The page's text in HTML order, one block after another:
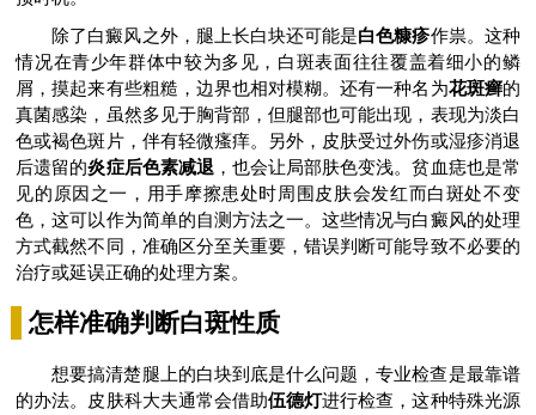
除了白癜风之外，腿上长白块还可能是白色糠疹作祟。这种
情况在青少年群体中较为多见，白斑表面往往覆盖着细小的鳞
屑，摸起来有些粗糙，边界也相对模糊。还有一种名为花斑癣的
真菌感染，虽然多见于胸背部，但腿部也可能出现，表现为淡白
色或褐色斑片，伴有轻微瘙痒。另外，皮肤受过外伤或湿疹消退
后遗留的炎症后色素减退 ，也会让局部肤色变浅。贫血痣也是常
见的原因之一，用手摩擦患处时周围皮肤会发红而白斑处不变
色，这可以作为简单的自测方法之一。这些情况与白癜风的处理
方式截然不同，准确区分至关重要，错误判断可能导致不必要的
治疗或延误正确的处理方案。
怎样准确判断白斑性质
想要搞清楚腿上的白块到底是什么问题，专业检查是最靠谱
的办法。皮肤科大夫通常会借助伍德灯进行检查，这种特殊光源